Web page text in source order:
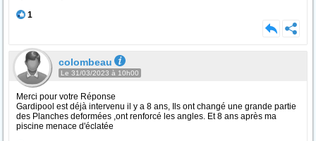
1
colombeau
Le 31/03/2023 à 10h00
Merci pour votre Réponse
Gardipool est déjà intervenu il y a 8 ans, Ils ont changé une grande partie
des Planches deformées ,ont renforcé les angles. Et 8 ans après ma
piscine menace d'éclatée